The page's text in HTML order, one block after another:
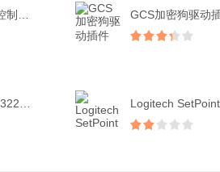
GCS加密狗驱动
Logitech SetPoint